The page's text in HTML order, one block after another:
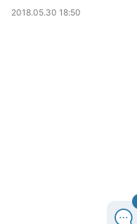
2018.05.30 18:50